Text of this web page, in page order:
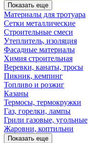
Показать еще
Материалы для тротуара
Сетки металлические
Строительные смеси
Утеплитель, изоляция
Фасадные материалы
Химия строительная
Веревки, канаты, тросы
Пикник, кемпинг
Топливо и розжиг
Казаны
Термосы, термокружки
Газ, горелки, лампы
Грили газовые, угольные
Жаровни, коптильни
Показать еще